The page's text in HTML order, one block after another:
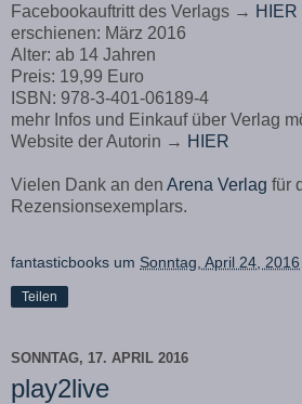
Facebookauftritt des Verlags → HIER
erschienen: März 2016
Alter: ab 14 Jahren
Preis: 19,99 Euro
ISBN: 978-3-401-06189-4
mehr Infos und Einkauf über Verlag
Website der Autorin → HIER
Vielen Dank an den Arena Verlag für
Rezensionsexemplars.
fantasticbooks um Sonntag, April 24, 2016
Teilen
SONNTAG, 17. APRIL 2016
play2live